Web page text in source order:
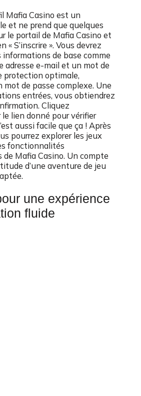
Mafia Casino est un
et ne prend que quelques
le portail de Mafia Casino et
« S’inscrire ». Vous devrez
de base comme
adresse e-mail et un mot de
protection optimale,
de passe complexe. Une
entrées, vous obtiendrez
Cliquez
lien donné pour vérifier
aussi facile que ça ! Après
pourrez explorer les jeux
fonctionnalités
Mafia Casino. Un compte
d’une aventure de jeu
une expérience
fluide